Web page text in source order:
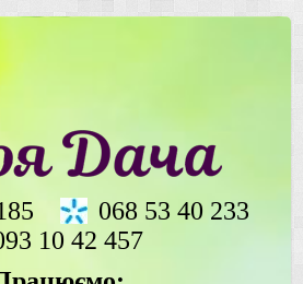
068 53 40 233
10 42 457